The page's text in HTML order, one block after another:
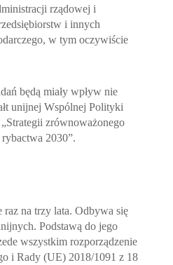
rządowej i
i innych
w tym oczywiście
będą miały wpływ nie
unijnej Wspólnej Polityki
zrównoważonego
2030”.
raz na trzy lata. Odbywa się
Podstawą do jego
wszystkim rozporządzenie
i Rady (UE) 2018/1091 z 18